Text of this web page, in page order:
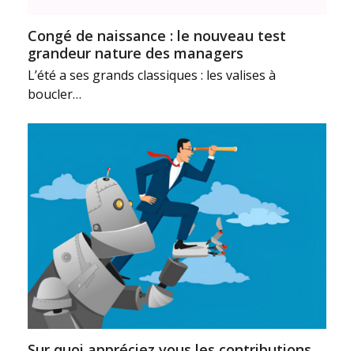
Congé de naissance : le nouveau test
grandeur nature des managers
L’été a ses grands classiques : les valises à
boucler…